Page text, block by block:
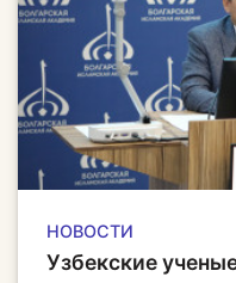
НОВОСТИ
Узбекские